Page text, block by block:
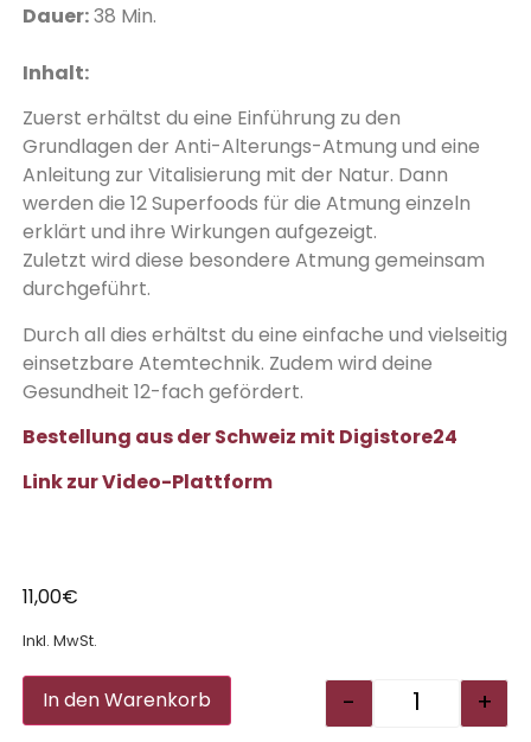
Dauer:38 Min.
Inhalt:
Zuerst erhältst du eine Einführung zu den
Grundlagen der Anti-Alterungs-Atmung und eine
Anleitung zur Vitalisierung mit der Natur. Dann
werden die 12 Superfoods für die Atmung einzeln
erklärt und ihre Wirkungen aufgezeigt.
Zuletzt wird diese besondere Atmung gemeinsam
durchgeführt.
Durch all dies erhältst du eine einfache und vielseitig
einsetzbare Atemtechnik. Zudem wird deine
Gesundheit 12-fach gefördert.
Bestellung aus der Schweiz mit Digistore24
Link zur Video-Plattform
11,00€
Inkl. MwSt.
- +
In den Warenkorb Alternative: